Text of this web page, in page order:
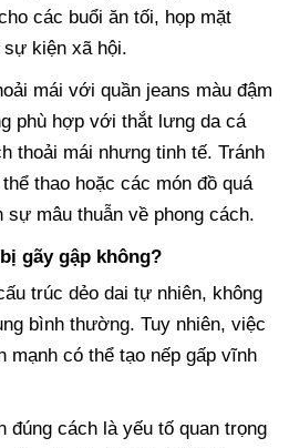
các buổi ăn tối, họp mặt
kiện xã hội.
mái với quần jeans màu đậm
phù hợp với thắt lưng da cá
thoải mái nhưng tinh tế. Tránh
thao hoặc các món đồ quá
sự mâu thuẫn về phong cách.
gãy gập không?
trúc dẻo dai tự nhiên, không
bình thường. Tuy nhiên, việc
mạnh có thể tạo nếp gấp vĩnh
đúng cách là yếu tố quan trọng